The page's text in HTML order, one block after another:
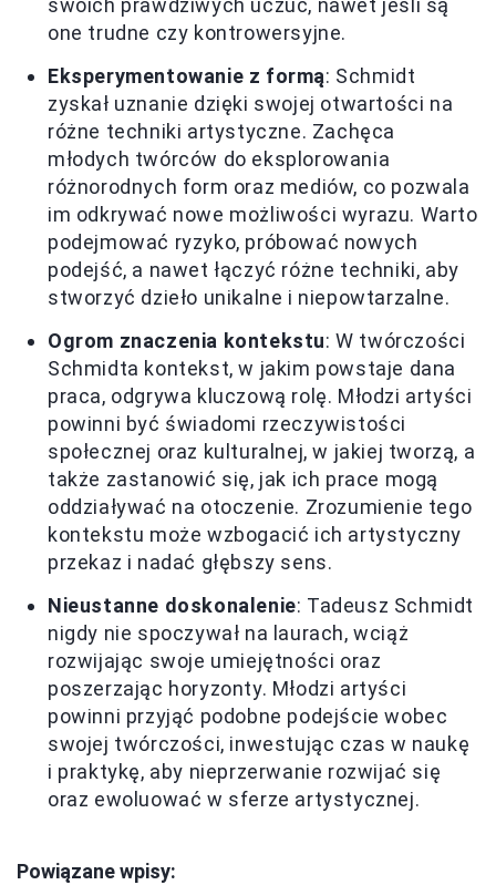
swoich prawdziwych uczuć, nawet jeśli są
one trudne czy kontrowersyjne.
Eksperymentowanie z formą: Schmidt
zyskał uznanie dzięki swojej otwartości na
różne techniki artystyczne. Zachęca
młodych twórców do eksplorowania
różnorodnych form oraz mediów, co pozwala
im odkrywać nowe możliwości wyrazu. Warto
podejmować ryzyko, próbować nowych
podejść, a nawet łączyć różne techniki, aby
stworzyć dzieło unikalne i niepowtarzalne.
Ogrom znaczenia kontekstu: W twórczości
Schmidta kontekst, w jakim powstaje dana
praca, odgrywa kluczową rolę. Młodzi artyści
powinni być świadomi rzeczywistości
społecznej oraz kulturalnej, w jakiej tworzą, a
także zastanowić się, jak ich prace mogą
oddziaływać na otoczenie. Zrozumienie tego
kontekstu może wzbogacić ich artystyczny
przekaz i nadać głębszy sens.
Nieustanne doskonalenie: Tadeusz Schmidt
nigdy nie spoczywał na laurach, wciąż
rozwijając swoje umiejętności oraz
poszerzając horyzonty. Młodzi artyści
powinni przyjąć podobne podejście wobec
swojej twórczości, inwestując czas w naukę
i praktykę, aby nieprzerwanie rozwijać się
oraz ewoluować w sferze artystycznej.
Powiązane wpisy: